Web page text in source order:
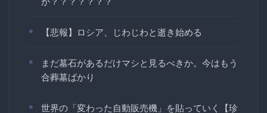
【悲報】ロシア、じわじわと逝き始める
まだ墓石があるだけマシと見るべきか。今はもう
合葬墓ばかり
世界の「変わった自動販売機」を貼っていく【珍